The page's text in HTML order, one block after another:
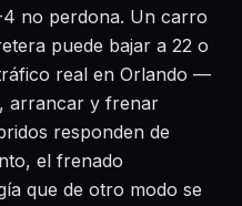
no perdona. Un carro
puede bajar a 22 o
real en Orlando —
arrancar y frenar
responden de
el frenado
que de otro modo se